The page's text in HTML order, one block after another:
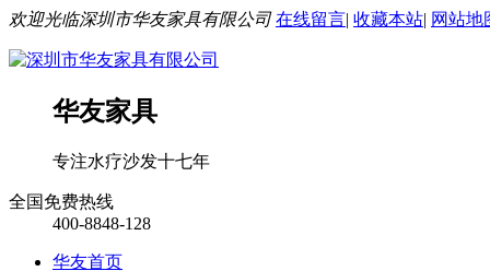
欢迎光临深圳市华友家具有限公司 在线留言| 收藏本站| 网站地
华友家具
专注水疗沙发十七年
全国免费热线
400-8848-128
华友首页